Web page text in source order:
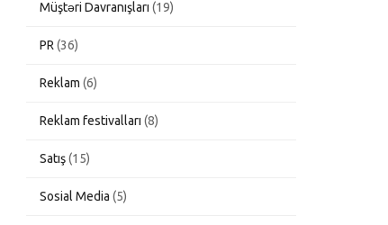
Müştəri Davranışları (19)
PR (36)
Reklam (6)
Reklam festivalları (8)
Satış(15)
Sosial Media (5)